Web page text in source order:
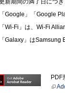
新期間の満了日につ
「Google」「Google
「Wi-Fi」は、Wi-Fi
「Galaxy」はSamsung
PDF